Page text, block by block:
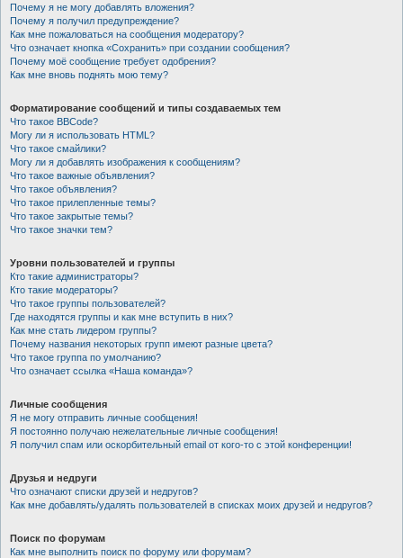
Почему я не могу добавлять вложения?
Почему я получил предупреждение?
Как мне пожаловаться на сообщения модератору?
Что означает кнопка «Сохранить» при создании сообщения?
Почему моё сообщение требует одобрения?
Как мне вновь поднять мою тему?
Форматирование сообщений и типы создаваемых тем
Что такое BBCode?
Могу ли я использовать HTML?
Что такое смайлики?
Могу ли я добавлять изображения к сообщениям?
Что такое важные объявления?
Что такое объявления?
Что такое прилепленные темы?
Что такое закрытые темы?
Что такое значки тем?
Уровни пользователей и группы
Кто такие администраторы?
Кто такие модераторы?
Что такое группы пользователей?
Где находятся группы и как мне вступить в них?
Как мне стать лидером группы?
Почему названия некоторых групп имеют разные цвета?
Что такое группа по умолчанию?
Что означает ссылка «Наша команда»?
Личные сообщения
Я не могу отправить личные сообщения!
Я постоянно получаю нежелательные личные сообщения!
Я получил спам или оскорбительный email от кого-то с этой конференции!
Друзья и недруги
Что означают списки друзей и недругов?
Как мне добавлять/удалять пользователей в списках моих друзей и недругов?
Поиск по форумам
Как мне выполнить поиск по форуму или форумам?